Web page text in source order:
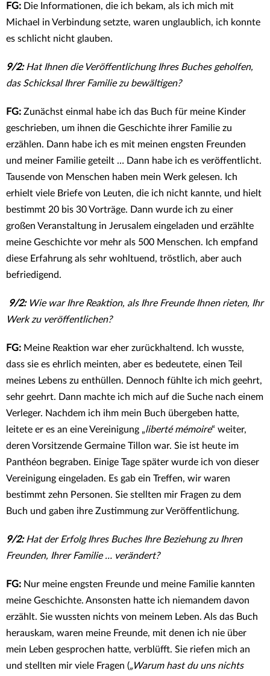
FG: Die Informationen, die ich bekam, als ich mich mit
Michael in Verbindung setzte, waren unglaublich, ich konnte
es schlicht nicht glauben.
9/2:Hat Ihnen die Veröffentlichung Ihres Buches geholfen,
das Schicksal Ihrer Familie zu bewältigen?
FG: Zunächst einmal habe ich das Buch für meine Kinder
geschrieben, um ihnen die Geschichte ihrer Familie zu
erzählen. Dann habe ich es mit meinen engsten Freunden
und meiner Familie geteilt … Dann habe ich es veröffentlicht.
Tausende von Menschen haben mein Werk gelesen. Ich
erhielt viele Briefe von Leuten, die ich nicht kannte, und hielt
bestimmt 20 bis 30 Vorträge. Dann wurde ich zu einer
großen Veranstaltung in Jerusalem eingeladen und erzählte
meine Geschichte vor mehr als 500 Menschen. Ich empfand
diese Erfahrung als sehr wohltuend, tröstlich, aber auch
befriedigend.
9/2:Wie war Ihre Reaktion, als Ihre Freunde Ihnen rieten, Ihr
Werk zu veröffentlichen?
FG: Meine Reaktion war eher zurückhaltend. Ich wusste,
dass sie es ehrlich meinten, aber es bedeutete, einen Teil
meines Lebens zu enthüllen. Dennoch fühlte ich mich geehrt,
sehr geehrt. Dann machte ich mich auf die Suche nach einem
Verleger. Nachdem ich ihm mein Buch übergeben hatte,
leitete er es an eine Vereinigung „liberté mémoire“ weiter,
deren Vorsitzende Germaine Tillon war. Sie ist heute im
Panthéon begraben. Einige Tage später wurde ich von dieser
Vereinigung eingeladen. Es gab ein Treffen, wir waren
bestimmt zehn Personen. Sie stellten mir Fragen zu dem
Buch und gaben ihre Zustimmung zur Veröffentlichung.
9/2:Hat der Erfolg Ihres Buches Ihre Beziehung zu Ihren
Freunden, Ihrer Familie … verändert?
FG: Nur meine engsten Freunde und meine Familie kannten
meine Geschichte. Ansonsten hatte ich niemandem davon
erzählt. Sie wussten nichts von meinem Leben. Als das Buch
herauskam, waren meine Freunde, mit denen ich nie über
mein Leben gesprochen hatte, verblüfft. Sie riefen mich an
und stellten mir viele Fragen („Warum hast du uns nichts